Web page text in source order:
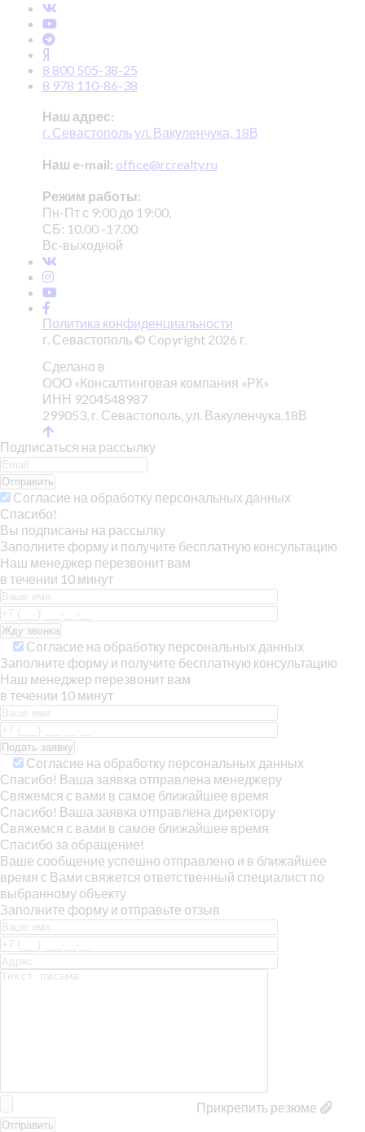
8 800 505-38-25
8 978 110-86-38
Наш адрес:
г. Севастополь ул. Вакуленчука, 18В
Наш e-mail: office@rcrealty.ru
Режим работы:
Пн-Пт с 9:00 до 19:00,
СБ: 10.00 -17.00
Вс-выходной
Политика конфиденциальности
г. Севастополь © Copyright 2026 г.
Сделано в
ООО «Консалтинговая компания «РК»
ИНН 9204548987
299053, г. Севастополь, ул. Вакуленчука,18В
Подписаться на рассылку
Отправить
Согласие на обработку персональных данных
Спасибо!
Вы подписаны на рассылку
Заполните форму и получите бесплатную консультацию
Наш менеджер перезвонит вам
в течении 10 минут
Согласие на обработку персональных данных
Заполните форму и получите бесплатную консультацию
Наш менеджер перезвонит вам
в течении 10 минут
Согласие на обработку персональных данных
Спасибо! Ваша заявка отправлена менеджеру
Свяжемся с вами в самое ближайшее время
Спасибо! Ваша заявка отправлена директору
Свяжемся с вами в самое ближайшее время
Спасибо за обращение!
Ваше сообщение успешно отправлено и в ближайшее
время с Вами свяжется ответственный специалист по
выбранному объекту
Заполните форму и отправьте отзыв
Прикрепить резюме